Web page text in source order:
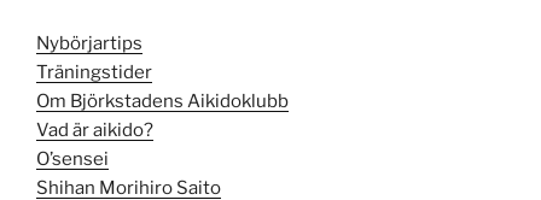
Nybörjartips
Träningstider
Om Björkstadens Aikidoklubb
Vad är aikido?
O’sensei
Shihan Morihiro Saito